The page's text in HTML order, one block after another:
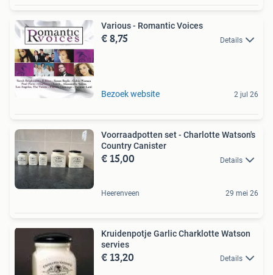
Various - Romantic Voices
€ 8,75 Details
Bezoek website 2 jul 26
Voorraadpotten set - Charlotte Watson's
Country Canister
€ 15,00 Details
Heerenveen 29 mei 26
Kruidenpotje Garlic Charklotte Watson
servies
€ 13,20 Details